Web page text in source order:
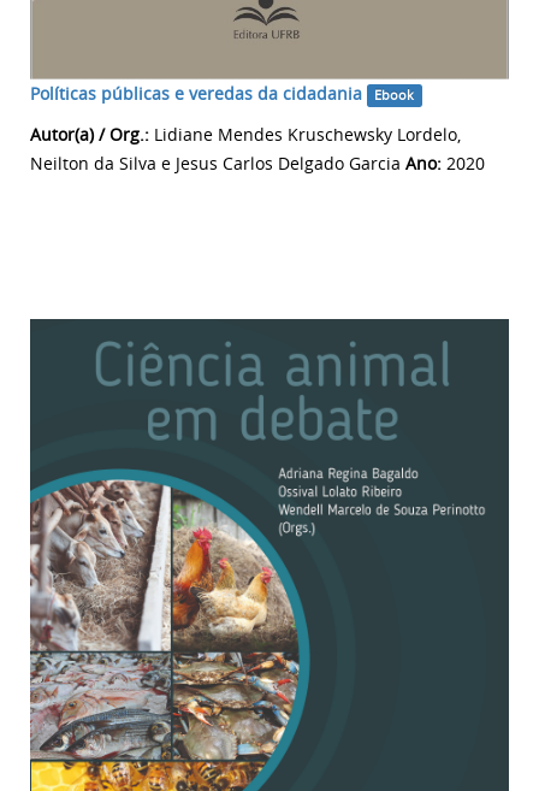
Políticas públicas e veredas da cidadania Ebook
Autor(a) / Org.: Lidiane Mendes Kruschewsky Lordelo,
Neilton da Silva e Jesus Carlos Delgado Garcia Ano: 2020